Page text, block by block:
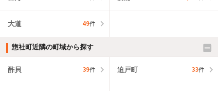
大道 49件
惣社町近隣の町域から探す
酢貝 39件 迫戸町 33件